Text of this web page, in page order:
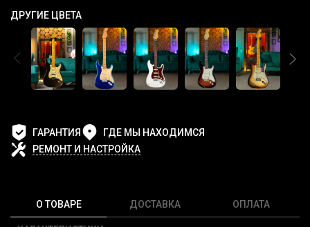
ДРУГИЕ ЦВЕТА
ГАРАНТИЯ
ГДЕ МЫ НАХОДИМСЯ
РЕМОНТ И НАСТРОЙКА
О ТОВАРЕ ДОСТАВКА ОПЛАТА